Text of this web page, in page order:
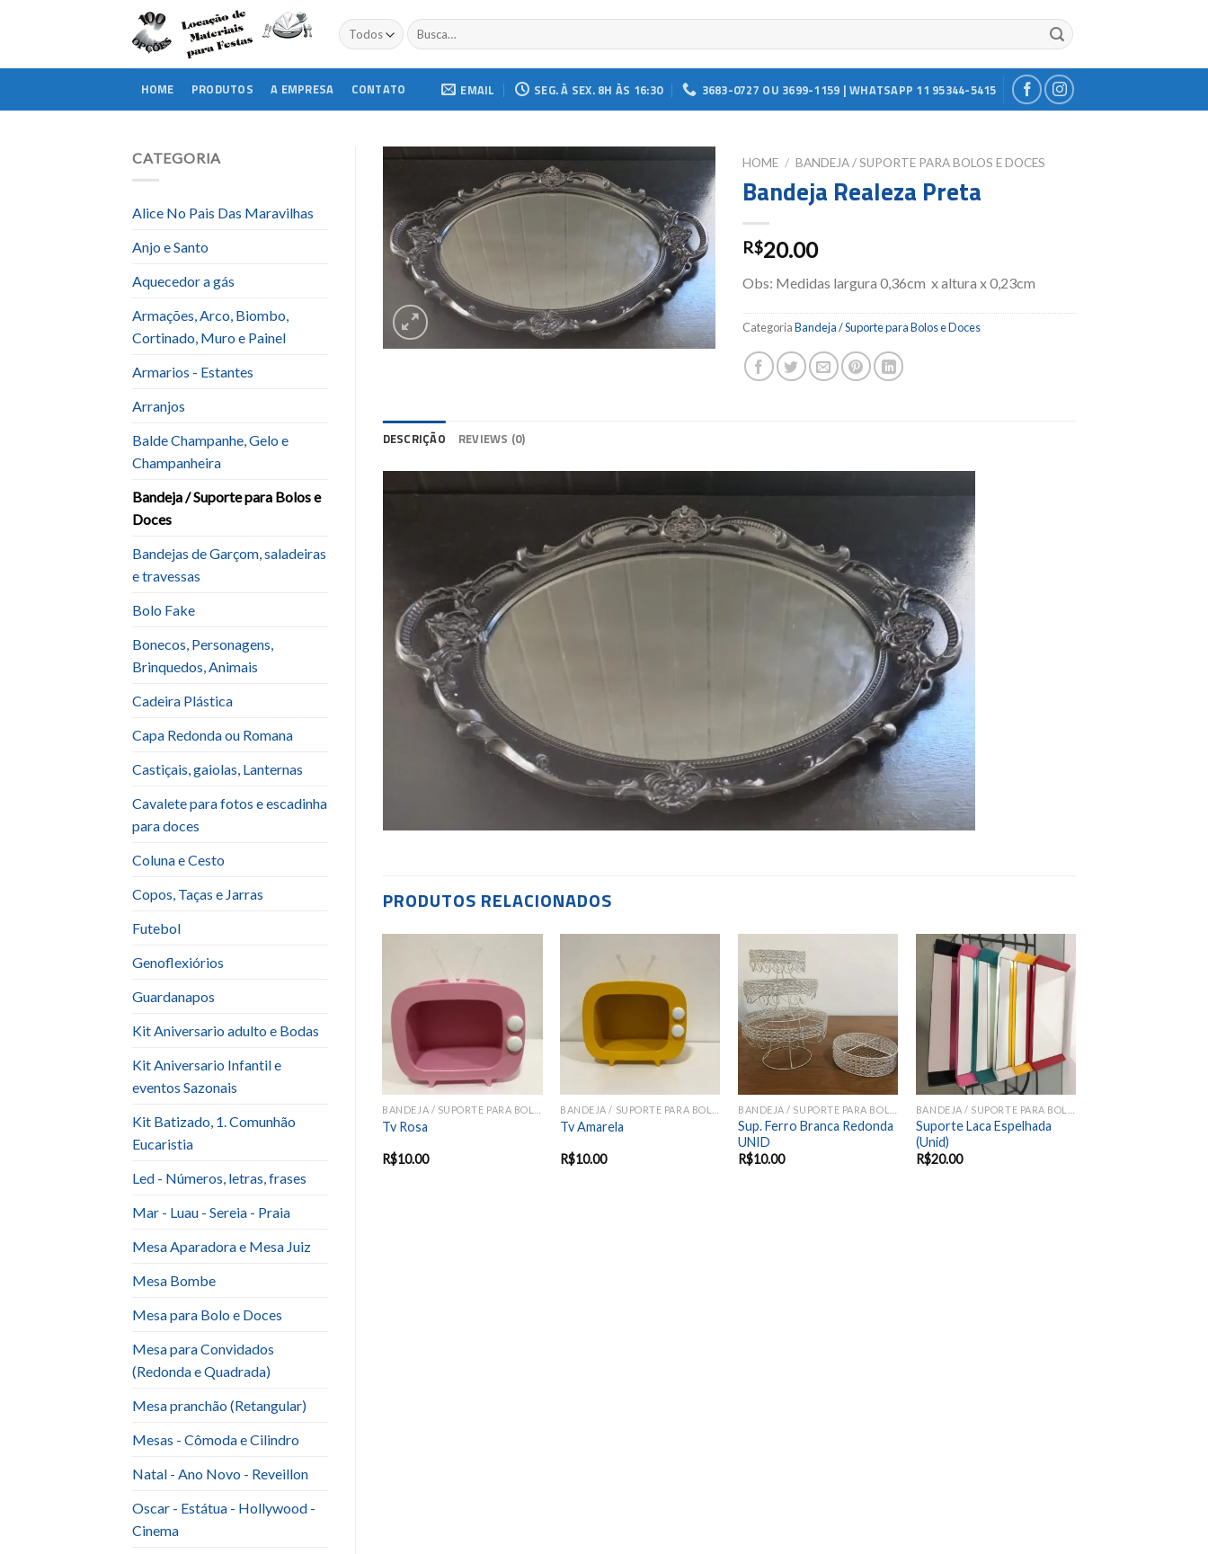
Buscar
por:
HOME PRODUTOS A EMPRESA CONTATO EMAIL SEG. À SEX. 8H ÀS 16:30 3683-0727 OU 3699-1159 | WHATSAPP 11 95344-5415
CATEGORIA
Alice No Pais Das Maravilhas
Anjo e Santo
Aquecedor a gás
Armações, Arco, Biombo,
Cortinado, Muro e Painel
Armarios - Estantes
Arranjos
Balde Champanhe, Gelo e
Champanheira
Bandeja / Suporte para Bolos e
Doces
Bandejas de Garçom, saladeiras
e travessas
Bolo Fake
Bonecos, Personagens,
Brinquedos, Animais
Cadeira Plástica
Capa Redonda ou Romana
Castiçais, gaiolas, Lanternas
Cavalete para fotos e escadinha
para doces
Coluna e Cesto
Copos, Taças e Jarras
Futebol
Genoflexiórios
Guardanapos
Kit Aniversario adulto e Bodas
Kit Aniversario Infantil e
eventos Sazonais
Kit Batizado, 1. Comunhão
Eucaristia
Led - Números, letras, frases
Mar - Luau - Sereia - Praia
Mesa Aparadora e Mesa Juiz
Mesa Bombe
Mesa para Bolo e Doces
Mesa para Convidados
(Redonda e Quadrada)
Mesa pranchão (Retangular)
Mesas - Cômoda e Cilindro
Natal - Ano Novo - Reveillon
Oscar - Estátua - Hollywood -
Cinema
Add to
wishlist
HOME / BANDEJA / SUPORTE PARA BOLOS E DOCES
Bandeja Realeza Preta
R$20.00
Obs: Medidas largura 0,36cm x altura x 0,23cm
CategoriaBandeja / Suporte para Bolos e Doces
DESCRIÇÃO REVIEWS (0)
PRODUTOS RELACIONADOS
Add to
wishlist
Tv Rosa
R$10.00
Add to
wishlist
Tv Amarela
R$10.00
Sup. Ferro Branca Redonda
UNID
R$10.00
Add to
wishlist
Suporte Laca Espelhada
(Unid)
R$20.00
wishlist
Sup. Prata Cris Com Alça
Bandeja Espelhada Dourada